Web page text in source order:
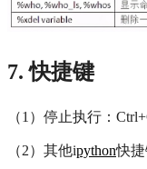
7. 快捷键
（1）停止执行：
（2）其他ipython快